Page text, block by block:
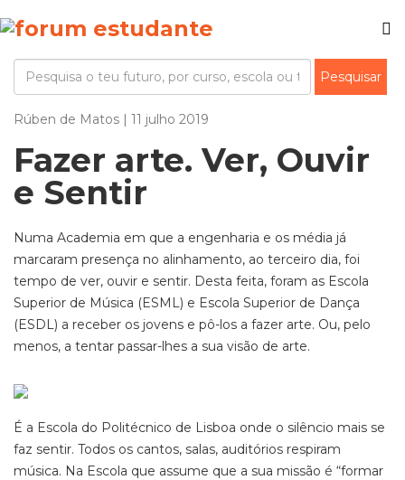
Rúben de Matos | 11 julho 2019
Fazer arte. Ver, Ouvir
e Sentir
Numa Academia em que a engenharia e os média já
marcaram presença no alinhamento, ao terceiro dia, foi
tempo de ver, ouvir e sentir. Desta feita, foram as Escola
Superior de Música (ESML) e Escola Superior de Dança
(ESDL) a receber os jovens e pô-los a fazer arte. Ou, pelo
menos, a tentar passar-lhes a sua visão de arte.
É a Escola do Politécnico de Lisboa onde o silêncio mais se
faz sentir. Todos os cantos, salas, auditórios respiram
música. Na Escola que assume que a sua missão é “formar